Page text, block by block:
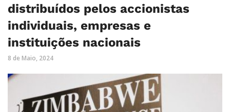
distribuídos pelos accionistas
individuais, empresas e
instituições nacionais
8 de Maio, 2024